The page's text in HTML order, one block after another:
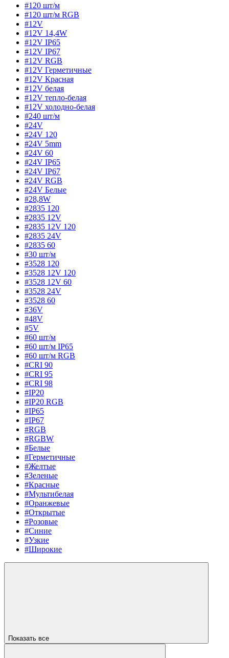
#120 шт/м
#120 шт/м RGB
#12V
#12V 14,4W
#12V IP65
#12V IP67
#12V RGB
#12V Герметичные
#12V Красная
#12V белая
#12V тепло-белая
#12V холодно-белая
#240 шт/м
#24V
#24V 120
#24V 5mm
#24V 60
#24V IP65
#24V IP67
#24V RGB
#24V Белые
#28,8W
#2835 120
#2835 12V
#2835 12V 120
#2835 24V
#2835 60
#30 шт/м
#3528 120
#3528 12V 120
#3528 12V 60
#3528 24V
#3528 60
#36V
#48V
#5V
#60 шт/м
#60 шт/м IP65
#60 шт/м RGB
#CRI 90
#CRI 95
#CRI 98
#IP20
#IP20 RGB
#IP65
#IP67
#RGB
#RGBW
#Белые
#Герметичные
#Желтые
#Зеленые
#Красные
#Мультибелая
#Оранжевые
#Открытые
#Розовые
#Синие
#Узкие
#Широкие
Показать все